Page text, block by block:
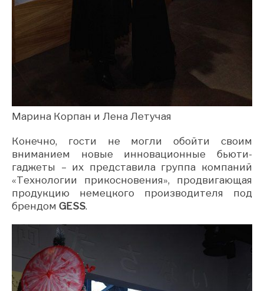
Марина Корпан и Лена Летучая
Конечно, гости не могли обойти своим
вниманием новые инновационные бьюти-
гаджеты – их представила группа компаний
«Технологии прикосновения», продвигающая
продукцию немецкого производителя под
брендом GESS.